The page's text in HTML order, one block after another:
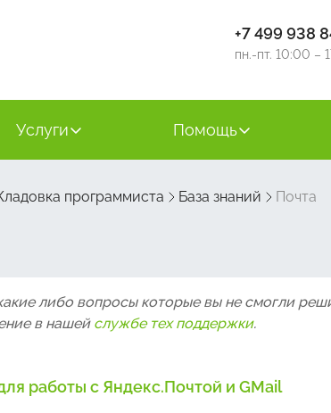
+7 499 938
пн.-пт. 10:00 –
Услуги Помощь
программиста База знаний Почта
либо вопросы которые вы не смогли
в нашей службе тех поддержки.
работы с Яндекс.Почтой и GMail